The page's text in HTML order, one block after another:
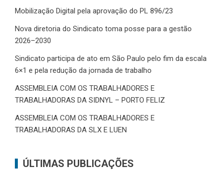
Mobilização Digital pela aprovação do PL 896/23
Nova diretoria do Sindicato toma posse para a gestão
2026–2030
Sindicato participa de ato em São Paulo pelo fim da escala
6×1 e pela redução da jornada de trabalho
ASSEMBLEIA COM OS TRABALHADORES E
TRABALHADORAS DA SIDNYL – PORTO FELIZ
ASSEMBLEIA COM OS TRABALHADORES E
TRABALHADORAS DA SLX E LUEN
ÚLTIMAS PUBLICAÇÕES